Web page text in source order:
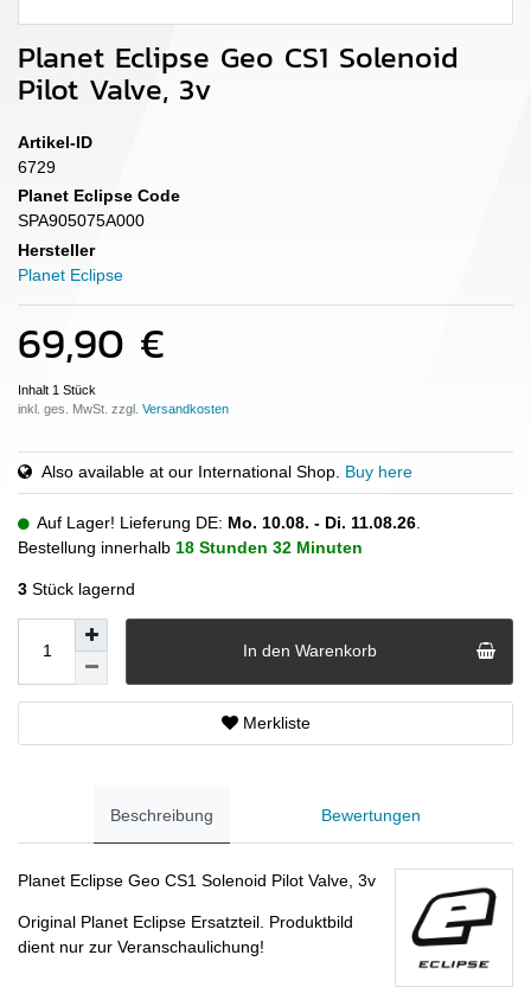
Planet Eclipse Geo CS1 Solenoid
Pilot Valve, 3v
Artikel-ID
6729
Planet Eclipse Code
SPA905075A000
Hersteller
Planet Eclipse
69,90 €
Inhalt 1 Stück
inkl. ges. MwSt. zzgl.
Also available at our International Shop. Buy here
Auf Lager! Lieferung DE: Mo. 10.08. - Di. 11.08.26
Bestellung innerhalb 18 Stunden 32 Minuten
3 Stück lagernd
In den Warenkorb
Merkliste
Beschreibung Bewertungen
Planet Eclipse Geo CS1 Solenoid Pilot Valve, 3v
Original Planet Eclipse Ersatzteil. Produktbild
dient nur zur Veranschaulichung!